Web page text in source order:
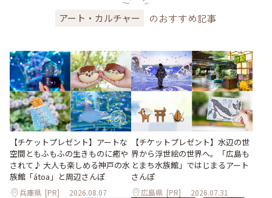
アート・カルチャー のおすすめ記事
【チケットプレゼント】アートな
空間ともふもふの生きものに癒や
されて♪ 大人も楽しめる神戸の水
族館「átoa」と周辺さんぽ
兵庫県 [PR] 2026.08.07
【チケットプレゼント】水辺の世
界から浮世絵の世界へ。「広島も
とまち水族館」ではじまるアート
さんぽ
広島県 [PR] 2026.07.31